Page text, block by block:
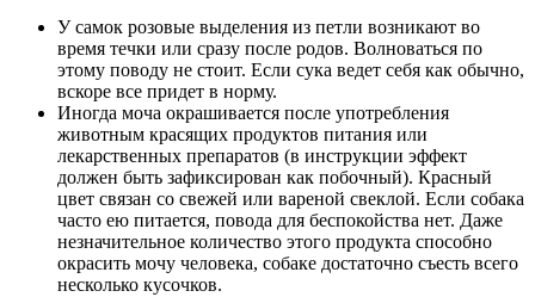
У самок розовые выделения из петли возникают во
время течки или сразу после родов. Волноваться по
этому поводу не стоит. Если сука ведет себя как обычно,
вскоре все придет в норму.
Иногда моча окрашивается после употребления
животным красящих продуктов питания или
лекарственных препаратов (в инструкции эффект
должен быть зафиксирован как побочный). Красный
цвет связан со свежей или вареной свеклой. Если собака
часто ею питается, повода для беспокойства нет. Даже
незначительное количество этого продукта способно
окрасить мочу человека, собаке достаточно съесть всего
несколько кусочков.